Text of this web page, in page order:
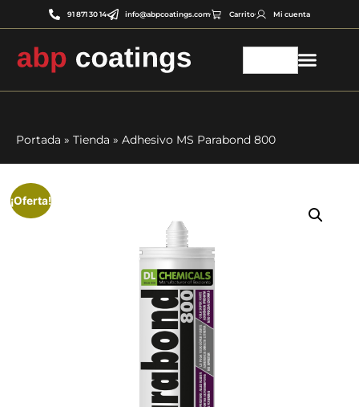
91 871 30 14 info@abpcoatings.com Carrito Mi cuenta
Portada » Tienda » Adhesivo MS Parabond 800
¡Oferta!